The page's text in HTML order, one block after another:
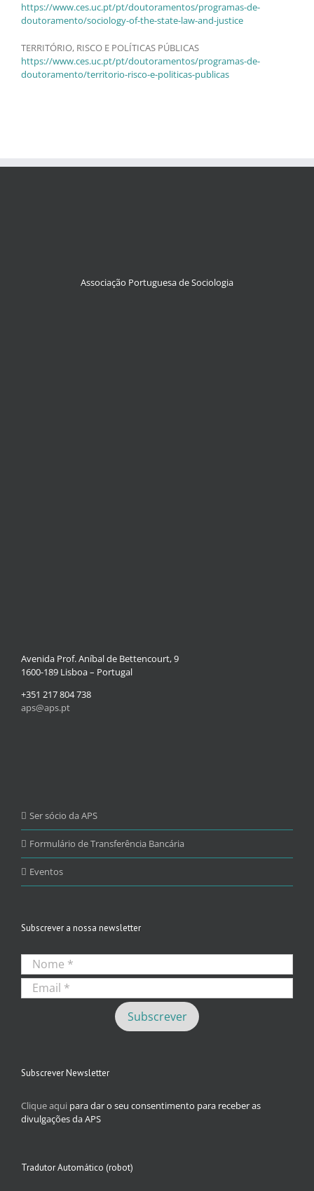
https://www.ces.uc.pt/pt/doutoramentos/programas-de-
doutoramento/sociology-of-the-state-law-and-justice
TERRITÓRIO, RISCO E POLÍTICAS PÚBLICAS
https://www.ces.uc.pt/pt/doutoramentos/programas-de-
doutoramento/territorio-risco-e-politicas-publicas
Associação Portuguesa de Sociologia
Avenida Prof. Aníbal de Bettencourt, 9
1600-189 Lisboa – Portugal
+351 217 804 738
aps@aps.pt
Ser sócio da APS
Formulário de Transferência Bancária
Eventos
Subscrever a nossa newsletter
Subscrever Newsletter
Clique aqui para dar o seu consentimento para receber as
divulgações da APS
Tradutor Automático (robot)